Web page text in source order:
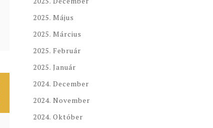
2025. Május
2025. Március
2025. Február
2025. Január
2024. December
2024. November
2024. Október